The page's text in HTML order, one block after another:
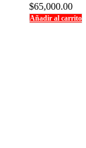
$65,000.00
Añadir al carrito